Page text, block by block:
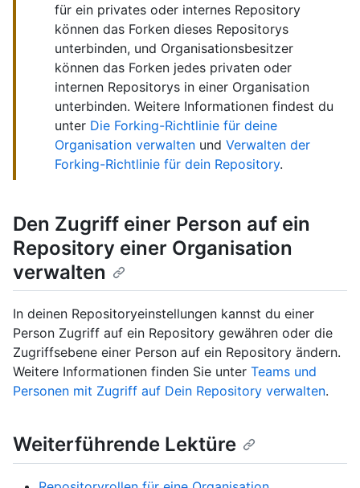
für ein privates oder internes Repository
können das Forken dieses Repositorys
unterbinden, und Organisationsbesitzer
können das Forken jedes privaten oder
internen Repositorys in einer Organisation
unterbinden. Weitere Informationen findest du
unter Die Forking-Richtlinie für deine
Organisation verwalten und Verwalten der
Forking-Richtlinie für dein Repository.
Den Zugriff einer Person auf ein
Repository einer Organisation
verwalten
In deinen Repositoryeinstellungen kannst du einer
Person Zugriff auf ein Repository gewähren oder die
Zugriffsebene einer Person auf ein Repository ändern.
Weitere Informationen finden Sie unter Teams und
Personen mit Zugriff auf Dein Repository verwalten.
Weiterführende Lektüre